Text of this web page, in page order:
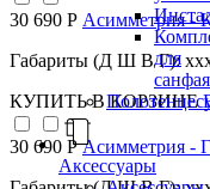
для
Аксессуары
30 690 Р Асимметрия -
Габариты (Д Ш В Г):
КУПИТЬ В КОРЗИНЕ
30 690 РАсимметрия -